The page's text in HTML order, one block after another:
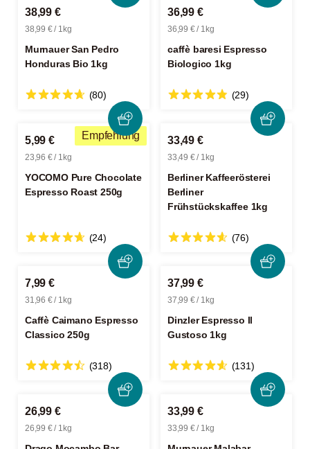
38,99 €
38,99 € / 1kg
Murnauer San Pedro
Honduras Bio 1kg
(80)
36,99 €
36,99 € / 1kg
caffè baresi Espresso
Biologico 1kg
(29)
Empfehlung
5,99 €
23,96 € / 1kg
YOCOMO Pure Chocolate
Espresso Roast 250g
(24)
33,49 €
33,49 € / 1kg
Berliner Kaffeerösterei
Berliner
Frühstückskaffee 1kg
(76)
7,99 €
31,96 € / 1kg
Caffè Caimano Espresso
Classico 250g
(318)
37,99 €
37,99 € / 1kg
Dinzler Espresso Il
Gustoso 1kg
(131)
26,99 €
26,99 € / 1kg
33,99 €
33,99 € / 1kg